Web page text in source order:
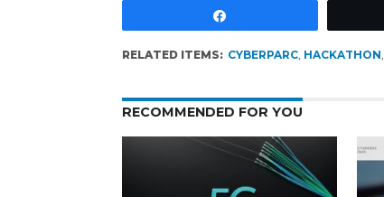
RELATED ITEMS: CYBERPARC, HACKATHON,
RECOMMENDED FOR YOU